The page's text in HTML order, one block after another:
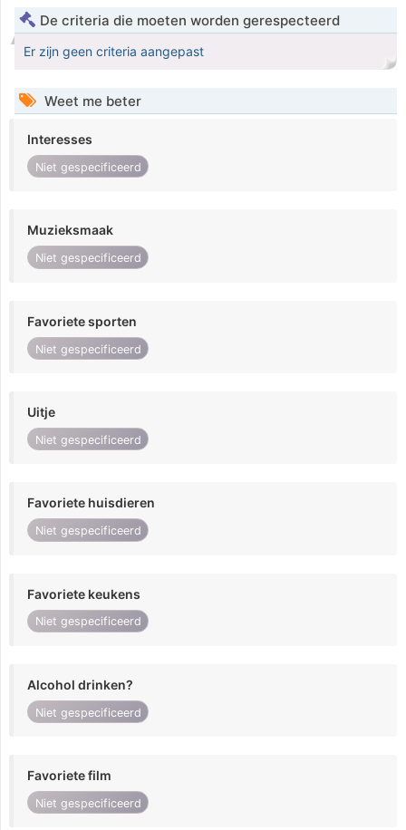
De criteria die moeten worden gerespecteerd
Er zijn geen criteria aangepast
Weet me beter
Interesses
Niet gespecificeerd
Muzieksmaak
Niet gespecificeerd
Favoriete sporten
Niet gespecificeerd
Uitje
Niet gespecificeerd
Favoriete huisdieren
Niet gespecificeerd
Favoriete keukens
Niet gespecificeerd
Alcohol drinken?
Niet gespecificeerd
Favoriete film
Niet gespecificeerd